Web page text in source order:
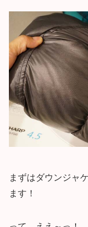
まずはダウンジャ
ます！